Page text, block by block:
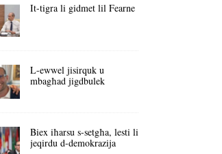
It-tigra li gidmet lil Fearne
L-ewwel jisirquk u
mbagħad jigdbulek
Biex iħarsu s-setgħa, lesti li
jeqirdu d-demokrazija